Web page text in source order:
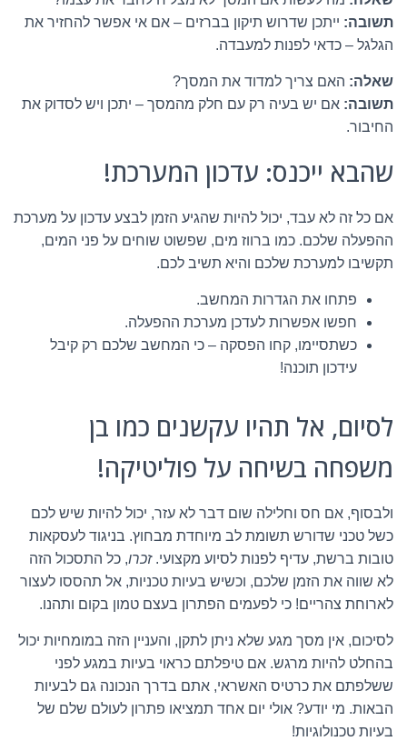
תשובה: ייתכן שדרוש תיקון בברזים – אם אי אפשר להחזיר את
הגלגל – כדאי לפנות למעבדה.
שאלה: האם צריך למדוד את המסך?
תשובה: אם יש בעיה רק עם חלק מהמסך – יתכן ויש לסדוק את
החיבור.
שהבא ייכנס: עדכון המערכת!
אם כל זה לא עבד, יכול להיות שהגיע הזמן לבצע עדכון על מערכת
ההפעלה שלכם. כמו ברווז מים, שפשוט שוחים על פני המים,
תקשיבו למערכת שלכם והיא תשיב לכם.
פתחו את הגדרות המחשב.
חפשו אפשרות לעדכן מערכת ההפעלה.
כשתסיימו, קחו הפסקה – כי המחשב שלכם רק קיבל
עידכון תוכנה!
לסיום, אל תהיו עקשנים כמו בן
משפחה בשיחה על פוליטיקה!
ולבסוף, אם חס וחלילה שום דבר לא עזר, יכול להיות שיש לכם
כשל טכני שדורש תשומת לב מיוחדת מבחוץ. בניגוד לעסקאות
טובות ברשת, עדיף לפנות לסיוע מקצועי.זכרו, כל התסכול הזה
לא שווה את הזמן שלכם, וכשיש בעיות טכניות, אל תהססו לעצור
לארוחת צהריים! כי לפעמים הפתרון בעצם טמון בקום ותהנו.
לסיכום, אין מסך מגע שלא ניתן לתקן, והעניין הזה במומחיות יכול
בהחלט להיות מרגש. אם טיפלתם כראוי בעיות במגע לפני
ששלפתם את כרטיס האשראי, אתם בדרך הנכונה גם לבעיות
הבאות. מי יודע? אולי יום אחד תמציאו פתרון לעולם שלם של
בעיות טכנולוגיות!